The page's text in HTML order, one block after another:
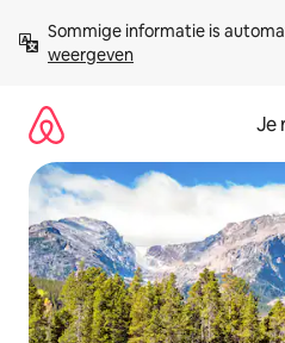
direct
naar
Sommige informatie is
weergeven
Je